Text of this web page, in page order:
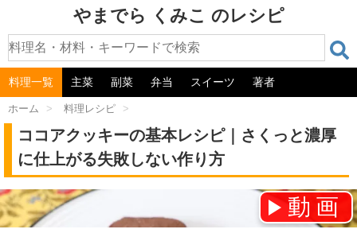
やまでら くみこ のレシピ
料理一覧 主菜 副菜 弁当 スイーツ 著者
ホーム > 料理レシピ >
ココアクッキーの基本レシピ｜さくっと濃厚
に仕上がる失敗しない作り方
動画